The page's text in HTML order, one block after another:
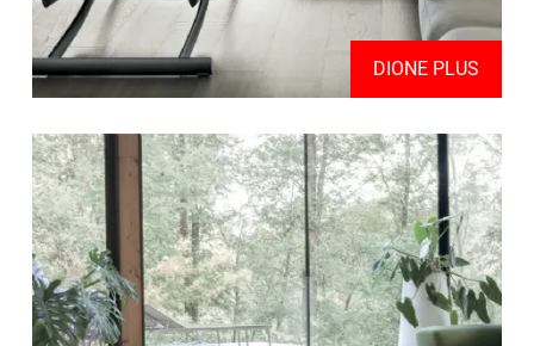
DIONE PLUS